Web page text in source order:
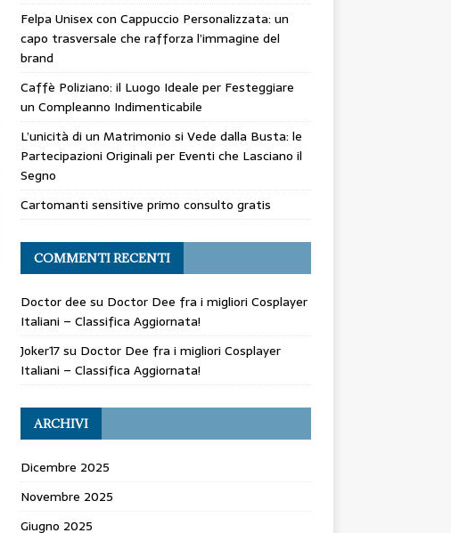
Felpa Unisex con Cappuccio Personalizzata: un
capo trasversale che rafforza l’immagine del
brand
Caffè Poliziano: il Luogo Ideale per Festeggiare
un Compleanno Indimenticabile
L’unicità di un Matrimonio si Vede dalla Busta: le
Partecipazioni Originali per Eventi che Lasciano il
Segno
Cartomanti sensitive primo consulto gratis
COMMENTI RECENTI
Doctor dee su Doctor Dee fra i migliori Cosplayer
Italiani – Classifica Aggiornata!
Joker17su Doctor Dee fra i migliori Cosplayer
Italiani – Classifica Aggiornata!
ARCHIVI
Dicembre 2025
Novembre 2025
Giugno 2025